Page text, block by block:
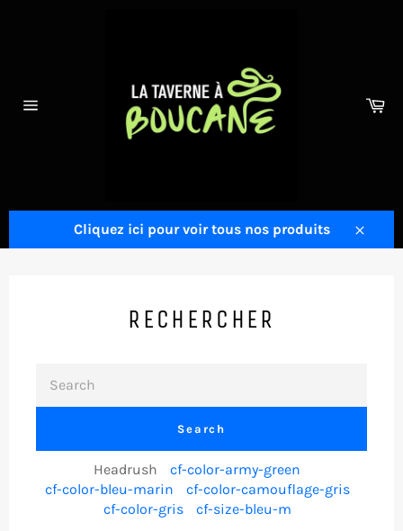
Cliquez ici pour voir tous nos produits
Close
RECHERCHER
Search
Headrush
cf-color-army-green
cf-color-bleu-marin
cf-color-camouflage-gris
cf-color-gris
cf-size-bleu-m